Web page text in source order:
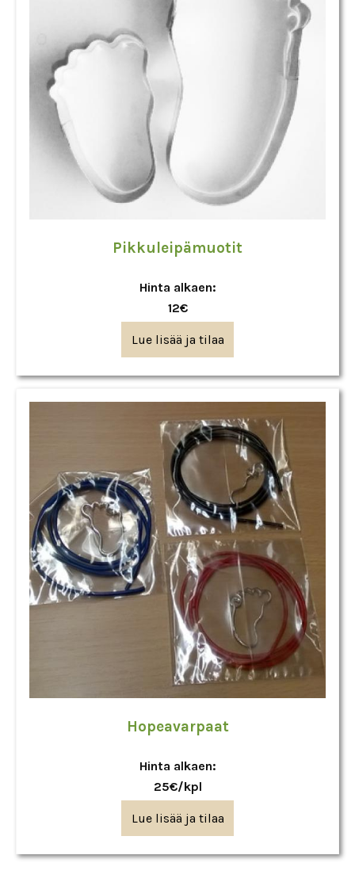
Pikkuleipämuotit
Hinta alkaen:
12€
Lue lisää ja tilaa
Hopeavarpaat
Hinta alkaen:
25€/kpl
Lue lisää ja tilaa